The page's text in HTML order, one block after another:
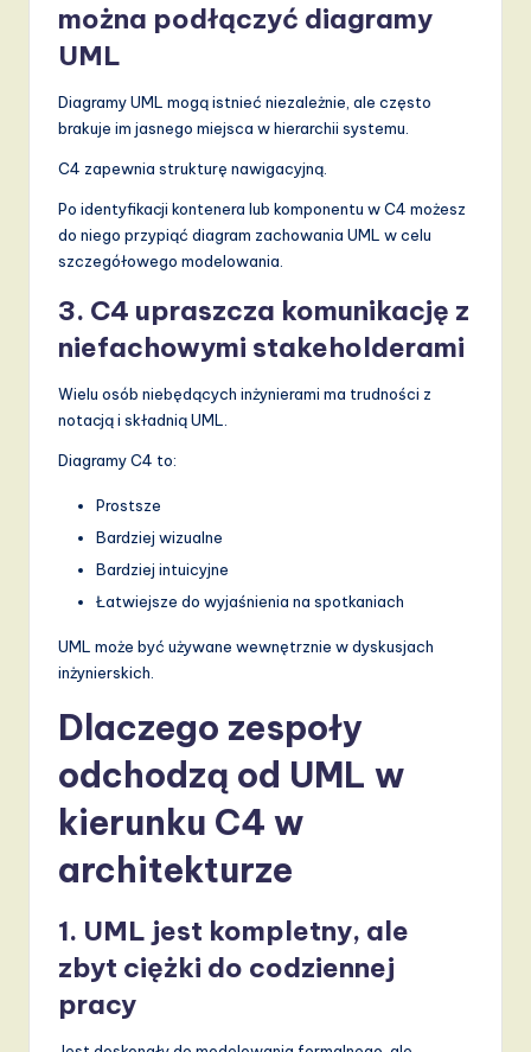
można podłączyć diagramy
UML
Diagramy UML mogą istnieć niezależnie, ale często
brakuje im jasnego miejsca w hierarchii systemu.
C4 zapewnia strukturę nawigacyjną.
Po identyfikacji kontenera lub komponentu w C4 możesz
do niego przypiąć diagram zachowania UML w celu
szczegółowego modelowania.
3. C4 upraszcza komunikację z
niefachowymi stakeholderami
Wielu osób niebędących inżynierami ma trudności z
notacją i składnią UML.
Diagramy C4 to:
Prostsze
Bardziej wizualne
Bardziej intuicyjne
Łatwiejsze do wyjaśnienia na spotkaniach
UML może być używane wewnętrznie w dyskusjach
inżynierskich.
Dlaczego zespoły
odchodzą od UML w
kierunku C4 w
architekturze
1. UML jest kompletny, ale
zbyt ciężki do codziennej
pracy